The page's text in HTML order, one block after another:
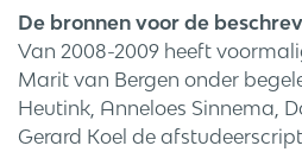
De bronnen voor de
Van 2008-2009 heeft
Marit van Bergen onder
Heutink, Anneloes Sinnema,
Gerard Koel de